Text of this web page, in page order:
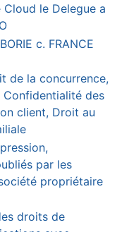
le Delegue a
c. FRANCE
de la concurrence,
des
client, Droit au
par les
propriétaire
droits de